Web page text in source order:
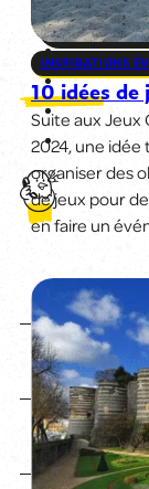
Accueil
L'agence
INSPIRATIONS
10 idées
Suite aux Jeux
2024, une idée
organiser des
de jeux pour
en faire un